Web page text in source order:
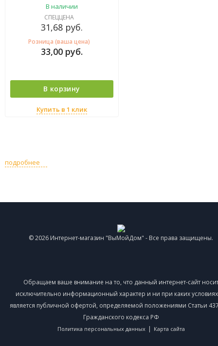
В наличии
СПЕЦЦЕНА
31,68 руб.
Розница (ваша цена)
33,00 руб.
В корзину
Купить в 1 клик
подробнее
© 2026 Интернет-магазин "ВыМойДом" - Все права защищены.
Обращаем ваше внимание на то, что данный интернет-сайт
исключительно информационный характер и ни при каких
является публичной офертой, определяемой положениями Статьи
Гражданского кодекса РФ
Политика персональных данных | Карта сайта